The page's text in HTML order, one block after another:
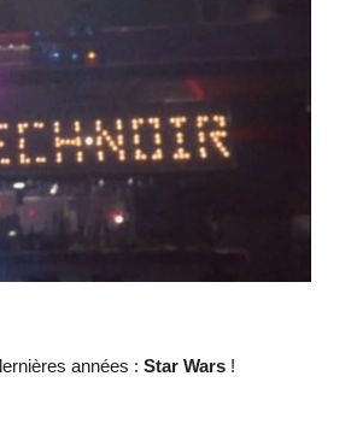
années : Star Wars !